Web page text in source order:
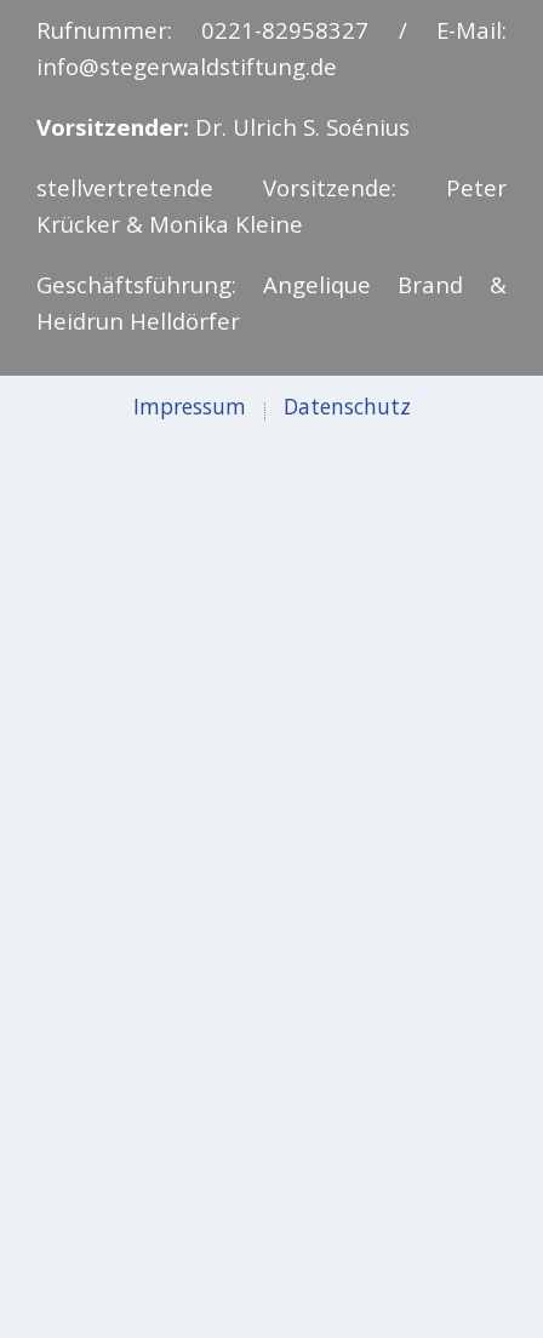
Rufnummer: 0221-82958327 / E-Mail:
info@stegerwaldstiftung.de
Vorsitzender: Dr. Ulrich S. Soénius
stellvertretende Vorsitzende: Peter
Krücker & Monika Kleine
Geschäftsführung: Angelique Brand &
Heidrun Helldörfer
Impressum Datenschutz